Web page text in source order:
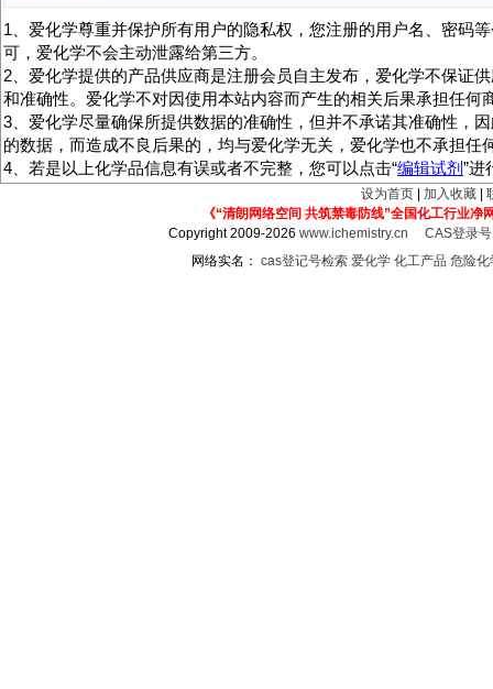
1、爱化学尊重并保护所有用户的隐私权，您注册的用户名、密码
可，爱化学不会主动泄露给第三方。
2、爱化学提供的产品供应商是注册会员自主发布，爱化学不保证
和准确性。爱化学不对因使用本站内容而产生的相关后果承担任何
3、爱化学尽量确保所提供数据的准确性，但并不承诺其准确性，
的数据，而造成不良后果的，均与爱化学无关，爱化学也不承担任
4、若是以上化学品信息有误或者不完整，您可以点击“编辑试剂”进
设为首页 加入收藏
《“清朗网络空间 共筑禁毒防线”全国化工行业净
Copyright 2009-2026www.ichemistry.cn
CAS登录
网络实名： cas登记号检索 爱化学 化工产品 危险化